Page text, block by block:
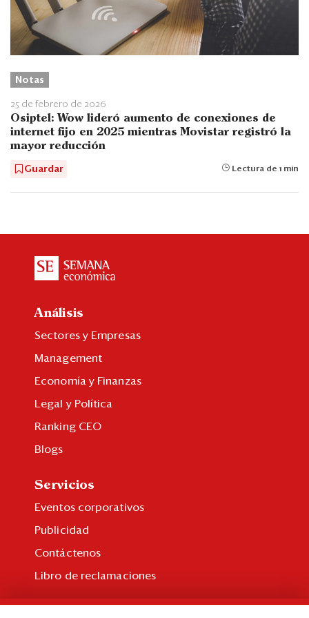
Notas
25 de febrero de 2026
Osiptel: Wow lideró aumento de conexiones de
internet fijo en 2025 mientras Movistar registró la
mayor reducción
Guardar Lectura de 1 min
Análisis
Sectores y Empresas
Management
Economía y Finanzas
Legal y Política
Ranking CEO
Blogs
Servicios
Eventos corporativos
Publicidad
Contáctenos
Libro de reclamaciones